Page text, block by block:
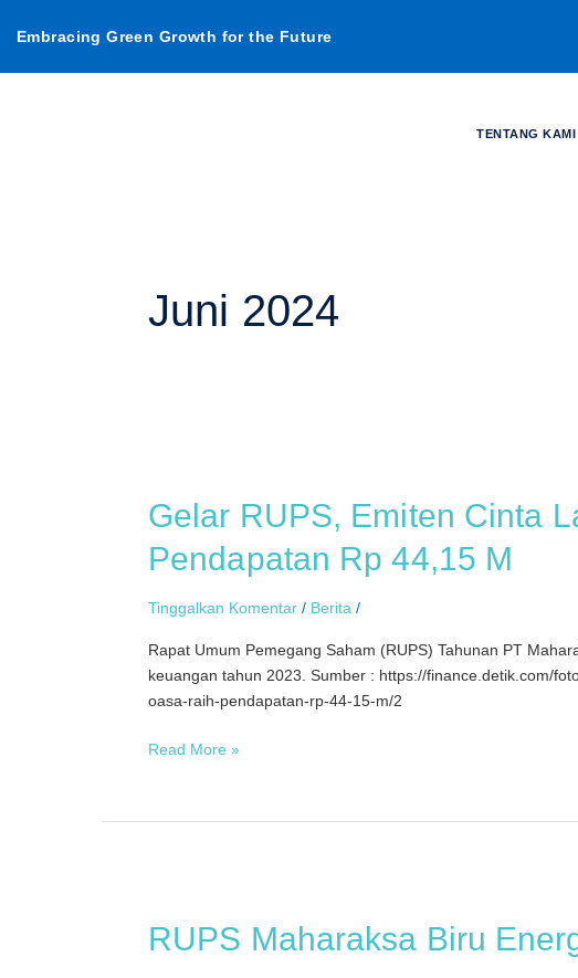
Embracing Green Growth for the Future
TENTANG KAMI
Juni 2024
Gelar RUPS, Emiten Cinta
Pendapatan Rp 44,15 M
Tinggalkan Komentar / Berita /
Rapat Umum Pemegang Saham (RUPS) Tahunan PT
keuangan tahun 2023. Sumber : https://finance.detik.com/
oasa-raih-pendapatan-rp-44-15-m/2
Emiten
Cinta
Laura
Raih
Rp
44,15
M
Read More »
RUPS Maharaksa Biru
Biru
Energi